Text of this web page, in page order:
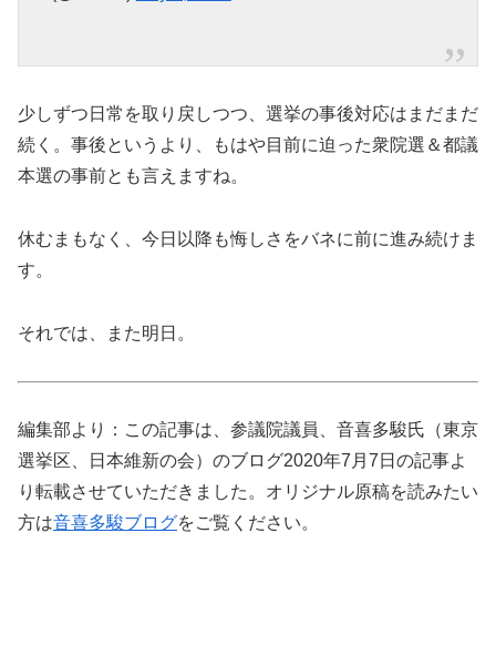
少しずつ日常を取り戻しつつ、選挙の事後対応はまだまだ
続く。事後というより、もはや目前に迫った衆院選＆都議
本選の事前とも言えますね。
休むまもなく、今日以降も悔しさをバネに前に進み続けま
す。
それでは、また明日。
編集部より：この記事は、参議院議員、音喜多駿氏（東京
選挙区、日本維新の会）のブログ2020年7月7日の記事よ
り転載させていただきました。オリジナル原稿を読みたい
方は音喜多駿ブログをご覧ください。